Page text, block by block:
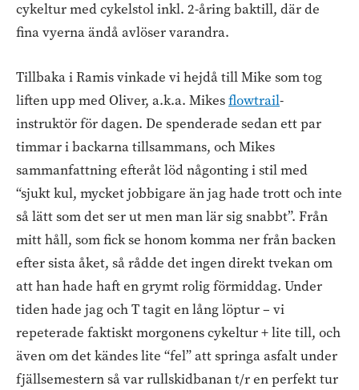
cykeltur med cykelstol inkl. 2-åring baktill, där de
fina vyerna ändå avlöser varandra.
Tillbaka i Ramis vinkade vi hejdå till Mike som tog
liften upp med Oliver, a.k.a. Mikesflowtrail-
instruktör för dagen. De spenderade sedan ett par
timmar i backarna tillsammans, och Mikes
sammanfattning efteråt löd någonting i stil med
“sjukt kul, mycket jobbigare än jag hade trott och inte
så lätt som det ser ut men man lär sig snabbt”. Från
mitt håll, som fick se honom komma ner från backen
efter sista åket, så rådde det ingen direkt tvekan om
att han hade haft en grymt rolig förmiddag. Under
tiden hade jag och T tagit en lång löptur – vi
repeterade faktiskt morgonens cykeltur + lite till, och
även om det kändes lite “fel” att springa asfalt under
fjällsemestern så var rullskidbanan t/r en perfekt tur